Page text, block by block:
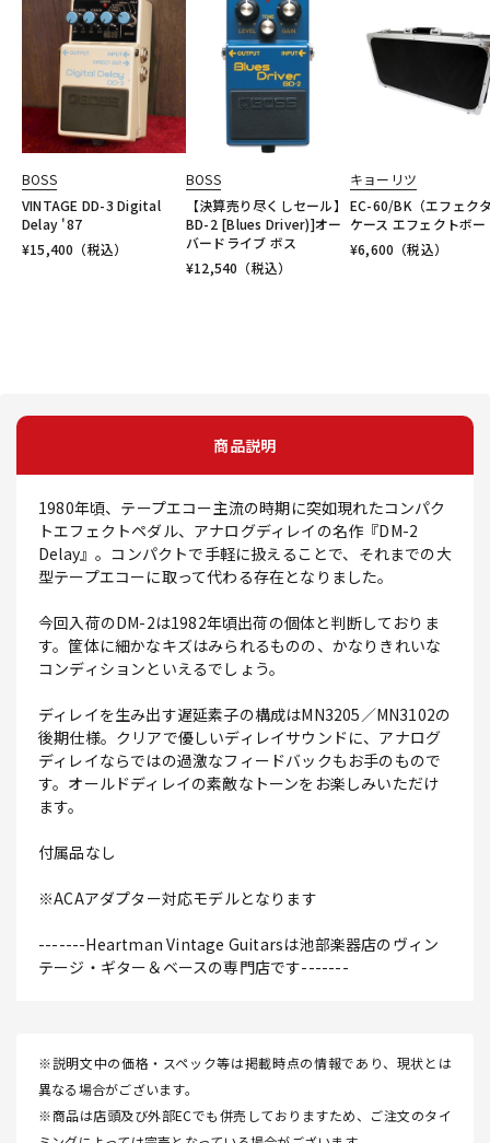
BOSS
VINTAGE DD-3 Digital
Delay '87
¥15,400 （税込）
BOSS
【決算売り尽くしセール】
BD-2 [Blues Driver)]オー
バードライブ ボス
¥12,540 （税込）
キョーリツ
EC-60/BK（エフェク
ケース エフェクトボー
¥6,600 （税込）
商品説明
1980年頃、テープエコー主流の時期に突如現れたコンパク
トエフェクトペダル、アナログディレイの名作『DM-2
Delay』。コンパクトで手軽に扱えることで、それまでの大
型テープエコーに取って代わる存在となりました。
今回入荷のDM-2は1982年頃出荷の個体と判断しておりま
す。筐体に細かなキズはみられるものの、かなりきれいな
コンディションといえるでしょう。
ディレイを生み出す遅延素子の構成はMN3205／MN3102の
後期仕様。クリアで優しいディレイサウンドに、アナログ
ディレイならではの過激なフィードバックもお手のもので
す。オールドディレイの素敵なトーンをお楽しみいただけ
ます。
付属品なし
※ACAアダプター対応モデルとなります
-------Heartman Vintage Guitarsは池部楽器店のヴィン
テージ・ギター＆ベースの専門店です-------
※説明文中の価格・スペック等は掲載時点の情報であり、現状とは
異なる場合がございます。
※商品は店頭及び外部ECでも併売しておりますため、ご注文のタイ